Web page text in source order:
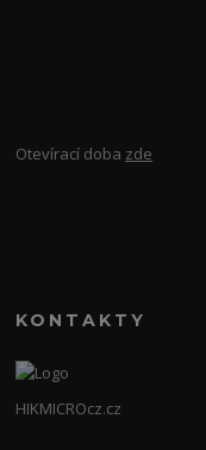
Otevírací doba zde
KONTAKTY
HIKMICROcz.cz